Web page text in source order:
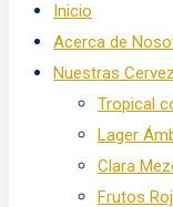
Inicio
Acerca de
Nuestras
Tropical
Lager
Clara
Frutos